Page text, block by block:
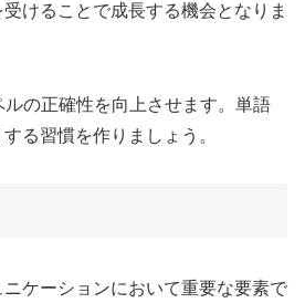
けることで成長する機会となりま
の正確性を向上させます。単語
る習慣を作りましょう。
ケーションにおいて重要な要素で